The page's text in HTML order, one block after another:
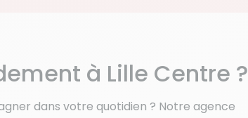
à Lille Centre ?
dans votre quotidien ? Notre agence